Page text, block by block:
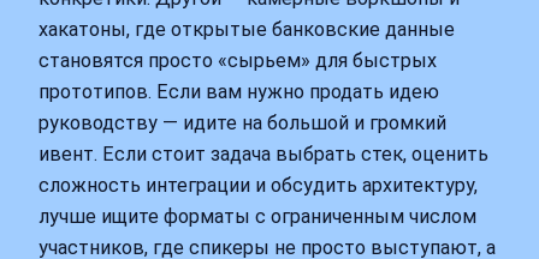
хакатоны, где открытые банковские данные
становятся просто «сырьем» для быстрых
прототипов. Если вам нужно продать идею
руководству — идите на большой и громкий
ивент. Если стоит задача выбрать стек, оценить
сложность интеграции и обсудить архитектуру,
лучше ищите форматы с ограниченным числом
участников, где спикеры не просто выступают, а